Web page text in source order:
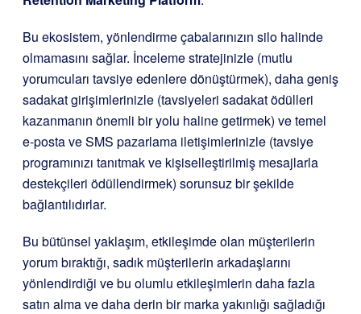
Bu ekosistem, yönlendirme çabalarınızın silo halinde
olmamasını sağlar. İnceleme stratejinizle (mutlu
yorumcuları tavsiye edenlere dönüştürmek), daha geniş
sadakat girişimlerinizle (tavsiyeleri sadakat ödülleri
kazanmanın önemli bir yolu haline getirmek) ve temel
e-posta ve SMS pazarlama iletişimlerinizle (tavsiye
programınızı tanıtmak ve kişiselleştirilmiş mesajlarla
destekçileri ödüllendirmek) sorunsuz bir şekilde
bağlantılıdırlar.
Bu bütünsel yaklaşım, etkileşimde olan müşterilerin
yorum bıraktığı, sadık müşterilerin arkadaşlarını
yönlendirdiği ve bu olumlu etkileşimlerin daha fazla
satın alma ve daha derin bir marka yakınlığı sağladığı